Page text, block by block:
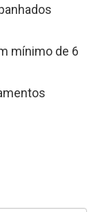
mínimo de 6